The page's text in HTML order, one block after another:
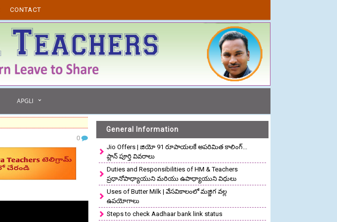
CONTACT
APGLI
0
General Information
Jio Offers | జియో 91 రూపాయలకే అపరిమిత కాలింగ్...
ప్లాన్ పూర్తి వివరాలు
Duties and Responsibilities of HM & Teachers
ప్రధానోపాధ్యాయుని మరియు ఉపాధ్యాయుని విధులు
Uses of Butter Milk | వేసవికాలంలో మజ్జిగ వల్ల
ఉపయోగాలు
Steps to check Aadhaar bank link status